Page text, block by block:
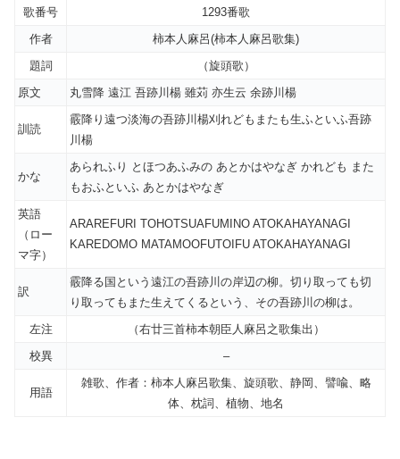
歌番号
1293番歌
作者
柿本人麻呂(柿本人麻呂歌集)
題詞
（旋頭歌）
原文
丸雪降 遠江 吾跡川楊 雖苅 亦生云 余跡川楊
訓読
霰降り遠つ淡海の吾跡川楊刈れどもまたも生ふといふ吾跡
川楊
かな
あられふり とほつあふみの あとかはやなぎ かれども また
もおふといふ あとかはやなぎ
英語
（ロー
マ字）
ARAREFURI TOHOTSUAFUMINO ATOKAHAYANAGI
KAREDOMO MATAMOOFUTOIFU ATOKAHAYANAGI
訳
霰降る国という遠江の吾跡川の岸辺の柳。切り取っても切
り取ってもまた生えてくるという、その吾跡川の柳は。
左注
（右廿三首柿本朝臣人麻呂之歌集出）
校異
–
用語
雑歌、作者：柿本人麻呂歌集、旋頭歌、静岡、譬喩、略
体、枕詞、植物、地名